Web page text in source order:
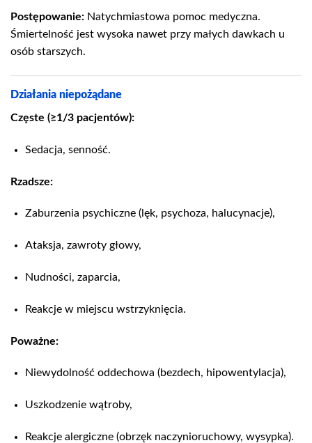
Postępowanie: Natychmiastowa pomoc medyczna.
Śmiertelność jest wysoka nawet przy małych dawkach u
osób starszych.
Działania niepożądane
Częste (≥1/3 pacjentów):
Sedacja, senność.
Rzadsze:
Zaburzenia psychiczne (lęk, psychoza, halucynacje),
Ataksja, zawroty głowy,
Nudności, zaparcia,
Reakcje w miejscu wstrzyknięcia.
Poważne:
Niewydolność oddechowa (bezdech, hipowentylacja),
Uszkodzenie wątroby,
Reakcje alergiczne (obrzęk naczynioruchowy, wysypka).